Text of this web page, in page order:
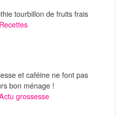
tourbillon de fruits frais
Recettes
et caféine ne font pas
bon ménage !
grossesse